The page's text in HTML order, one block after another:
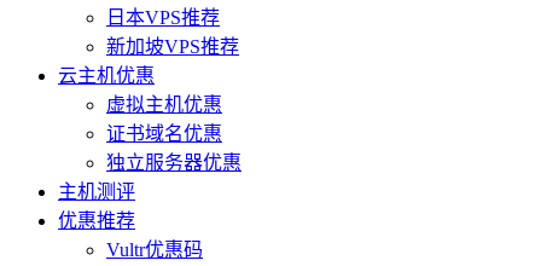
日本VPS推荐
新加坡VPS推荐
云主机优惠
虚拟主机优惠
证书域名优惠
独立服务器优惠
主机测评
优惠推荐
Vultr优惠码